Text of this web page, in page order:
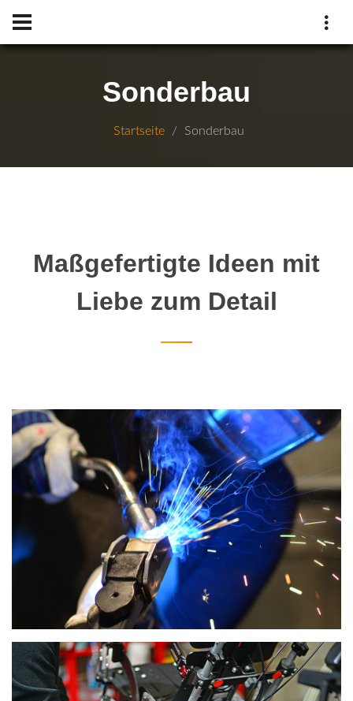
Sonderbau
Startseite Sonderbau
Maßgefertigte Ideen mit
Liebe zum Detail